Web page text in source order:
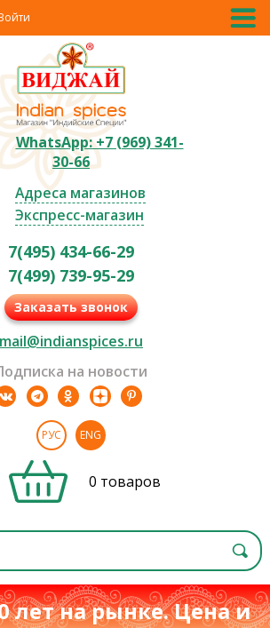
WhatsApp: +7 (969) 341-
30-66
Адреса магазинов
Экспресс-магазин
7(495) 434-66-29
7(499) 739-95-29
Заказать звонок
mail@indianspices.ru
на новости
РУС ENG
0 товаров
лет на рынке. Цена и